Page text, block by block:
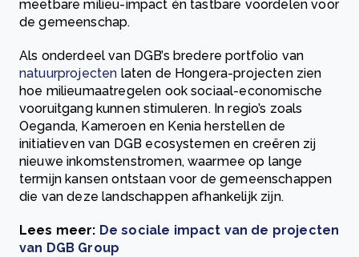
meetbare milieu-impact én tastbare voordelen voor
de gemeenschap.
Als onderdeel van DGB’s bredere portfolio van
natuurprojecten laten de Hongera-projecten zien
hoe milieumaatregelen ook sociaal-economische
vooruitgang kunnen stimuleren. In regio’s zoals
Oeganda, Kameroen en Kenia herstellen de
initiatieven van DGB ecosystemen en creëren zij
nieuwe inkomstenstromen, waarmee op lange
termijn kansen ontstaan voor de gemeenschappen
die van deze landschappen afhankelijk zijn.
Lees meer: De sociale impact van de projecten
van DGB Group